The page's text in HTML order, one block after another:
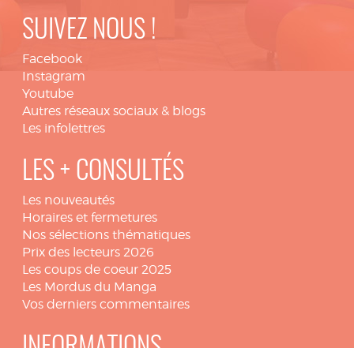
SUIVEZ NOUS !
Facebook
Instagram
Youtube
Autres réseaux sociaux & blogs
Les infolettres
LES + CONSULTÉS
Les nouveautés
Horaires et fermetures
Nos sélections thématiques
Prix des lecteurs 2026
Les coups de coeur 2025
Les Mordus du Manga
Vos derniers commentaires